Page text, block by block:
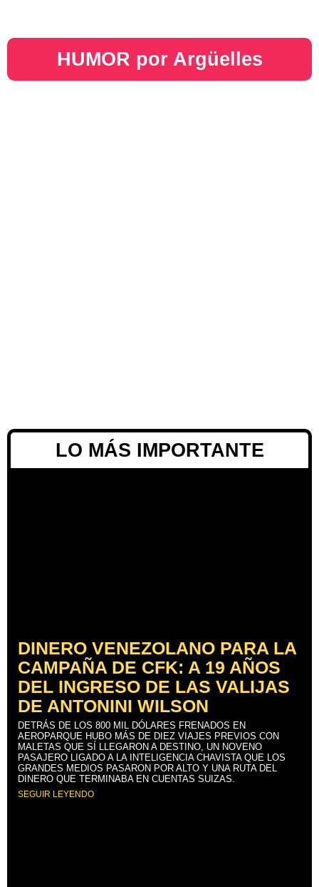
HUMOR por Argüelles​
LO MÁS IMPORTANTE
DINERO VENEZOLANO PARA LA
CAMPAÑA DE CFK: A 19 AÑOS
DEL INGRESO DE LAS VALIJAS
DE ANTONINI WILSON
DETRÁS DE LOS 800 MIL DÓLARES FRENADOS EN
AEROPARQUE HUBO MÁS DE DIEZ VIAJES PREVIOS CON
MALETAS QUE SÍ LLEGARON A DESTINO, UN NOVENO
PASAJERO LIGADO A LA INTELIGENCIA CHAVISTA QUE LOS
GRANDES MEDIOS PASARON POR ALTO Y UNA RUTA DEL
DINERO QUE TERMINABA EN CUENTAS SUIZAS.
SEGUIR LEYENDO